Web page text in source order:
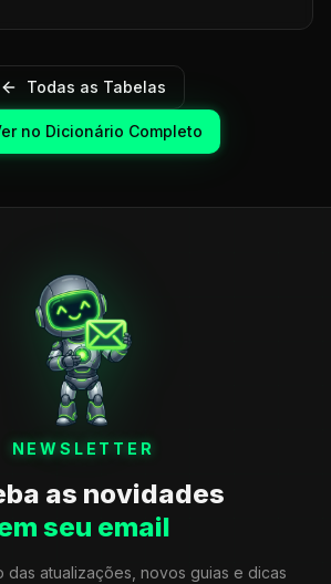
Todas as Tabelas
no Dicionário Completo
NEWSLETTER
as novidades
seu email
das atualizações, novos guias e dicas